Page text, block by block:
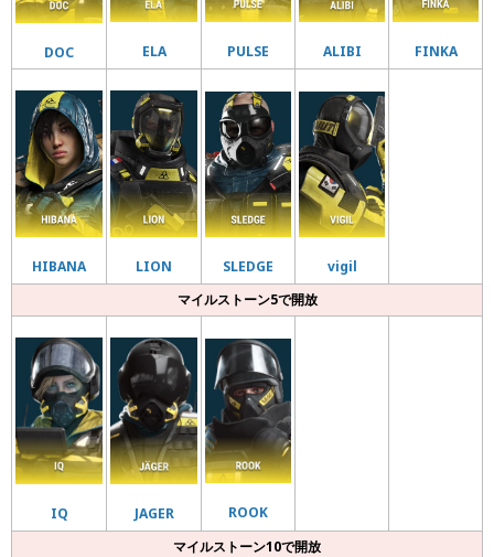
DOC ELA PULSE ALIBI FINKA
HIBANA LION SLEDGE
vigil
マイルストーン5で開放
IQ JAGER
ROOK
マイルストーン10で開放